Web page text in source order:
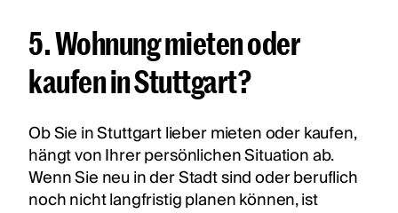
5. Wohnung mieten oder
kaufen in Stuttgart?
Ob Sie in Stuttgart lieber mieten oder kaufen,
hängt von Ihrer persönlichen Situation ab.
Wenn Sie neu in der Stadt sind oder beruflich
noch nicht langfristig planen können, ist